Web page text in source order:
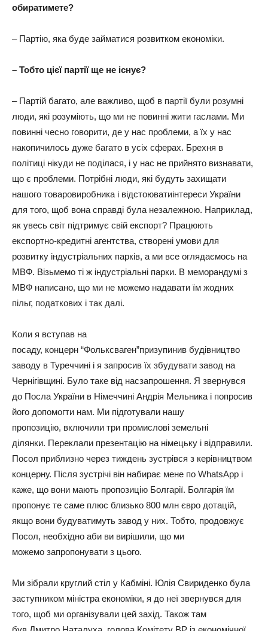
обиратимете?
– Партію, яка буде займатися розвитком економіки.
– Тобто цієї партії ще не існує?
– Партій багато, але важливо, щоб в партії були розумні
люди, які розуміють, що ми не повинні жити гаслами. Ми
повинні чесно говорити, де у нас проблеми, а їх у нас
накопичилось дуже багато в усіх сферах. Брехня в
політиці нікуди не поділася, і у нас не прийнято визнавати,
що є проблеми. Потрібні люди, які будуть захищати
нашого товаровиробника і відстоюватиінтереси України
для того, щоб вона справді була незалежною. Наприклад,
як увесь світ підтримує свій експорт? Працюють
експортно-кредитні агентства, створені умови для
розвитку індустріальних парків, а ми все оглядаємось на
МВФ. Візьмемо ті ж індустріальні парки. В меморандумі з
МВФ написано, що ми не можемо надавати їм жодних
пільг, податкових і так далі.
Коли я вступав на
посаду, концерн “Фольксваген”призупинив будівництво
заводу в Туреччині і я запросив їх збудувати завод на
Чернігівщині. Було таке від насзапрошення. Я звернувся
до Посла України в Німеччині Андрія Мельника і попросив
його допомогти нам. Ми підготували нашу
пропозицію, включили три промислові земельні
ділянки. Переклали презентацію на німецьку і відправили.
Посол приблизно через тиждень зустрівся з керівництвом
концерну. Після зустрічі він набирає мене по WhatsApp і
каже, що вони мають пропозицію Болгарії. Болгарія їм
пропонує те саме плюс близько 800 млн євро дотацій,
якщо вони будуватимуть завод у них. Тобто, продовжує
Посол, необхідно аби ви вирішили, що ми
можемо запропонувати з цього.
Ми зібрали круглий стіл у Кабміні. Юлія Свириденко була
заступником міністра економіки, я до неї звернувся для
того, щоб ми організували цей захід. Також там